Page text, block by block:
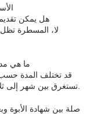
هل يمكن تقديم
لا، المسطرة
ما هي
قد تختلف المدة
صلة بين شهادة الأبوة